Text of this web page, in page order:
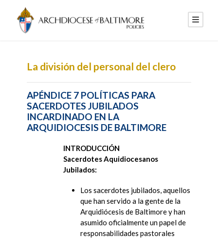
La división del personal del clero
APÉNDICE 7 POLÍTICAS PARA
SACERDOTES JUBILADOS
INCARDINADO EN LA
ARQUIDIOCESIS DE BALTIMORE
INTRODUCCIÓN
Sacerdotes Aquidiocesanos
Jubilados:
Los sacerdotes jubilados, aquellos
que han servido a la gente de la
Arquidiócesis de Baltimore y han
asumido oficialmente un papel de
responsabilidades pastorales